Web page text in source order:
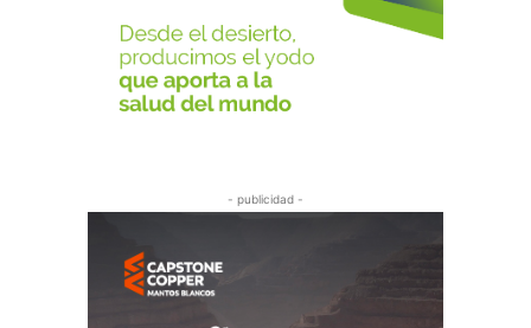
- publicidad -